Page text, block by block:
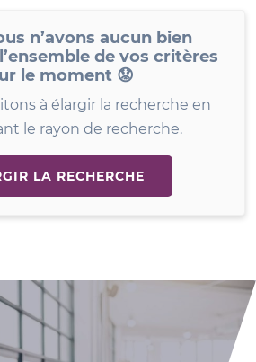
n’avons aucun bien
de vos critères
le moment 😟
à élargir la recherche en
le rayon de recherche.
LA RECHERCHE